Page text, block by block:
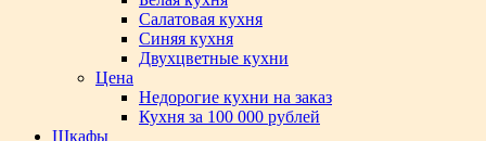
Салатовая кухня
Синяя кухня
Двухцветные кухни
Цена
Недорогие кухни на заказ
Кухня за 100 000 рублей
Шкафы